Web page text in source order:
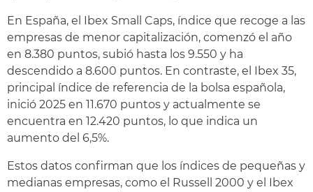
En España, el Ibex Small Caps, índice que recoge a las
empresas de menor capitalización, comenzó el año
en 8.380 puntos, subió hasta los 9.550 y ha
descendido a 8.600 puntos. En contraste, el Ibex 35,
principal índice de referencia de la bolsa española,
inició 2025 en 11.670 puntos y actualmente se
encuentra en 12.420 puntos, lo que indica un
aumento del 6,5%.
Estos datos confirman que los índices de pequeñas y
medianas empresas, como el Russell 2000 y el Ibex